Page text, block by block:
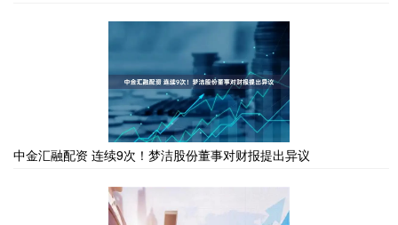
中金汇融配资 连续9次！梦洁股份董事对财报提出异议